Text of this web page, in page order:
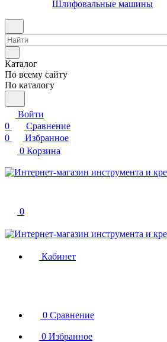
Шлифовальные машины
Каталог
По всему сайту
По каталогу
Войти
0
Сравнение
0
Избранное
0 Корзина
0
Кабинет
0 Сравнение
0 Избранное